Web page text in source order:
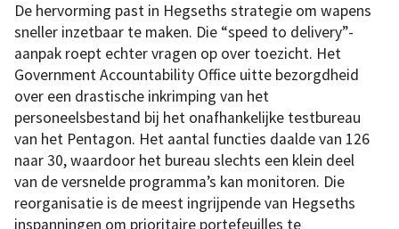
De hervorming past in Hegseths strategie om wapens
sneller inzetbaar te maken. Die “speed to delivery”-
aanpak roept echter vragen op over toezicht. Het
Government Accountability Office uitte bezorgdheid
over een drastische inkrimping van het
personeelsbestand bij het onafhankelijke testbureau
van het Pentagon. Het aantal functies daalde van 126
naar 30, waardoor het bureau slechts een klein deel
van de versnelde programma’s kan monitoren. Die
reorganisatie is de meest ingrijpende van Hegseths
inspanningen om prioritaire portefeuilles te